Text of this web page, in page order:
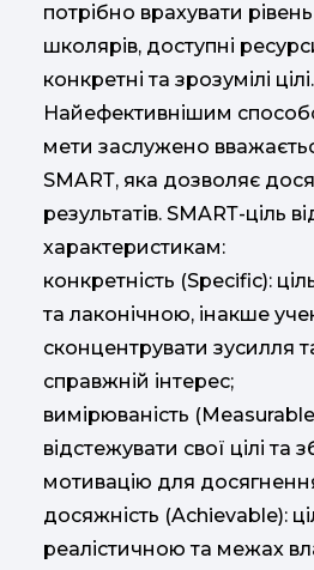
потрібно врахувати
школярів, доступні
конкретні та зрозумілі цілі.
Найефективнішим
мети заслужено
SMARТ, яка дозволяє
результатів. SMARТ-ціль
характеристикам:
конкретність (Specific):
та лаконічною, інакше
сконцентрувати зусилля
справжній інтерес;
вимірюваність
відстежувати свої цілі та
мотивацію для
досяжність (Achievable):
реалістичною та межах